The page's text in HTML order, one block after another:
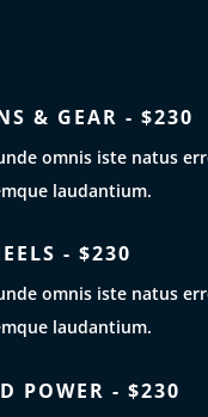
& GEAR - $230
omnis iste natus
laudantium.
- $230
omnis iste natus
laudantium.
POWER - $230